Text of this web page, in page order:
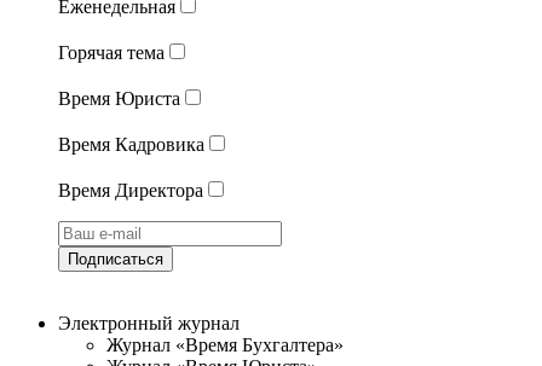
Еженедельная
Горячая тема
Время Юриста
Время Кадровика
Время Директора
Подписаться
Электронный журнал
Журнал «Время Бухгалтера»